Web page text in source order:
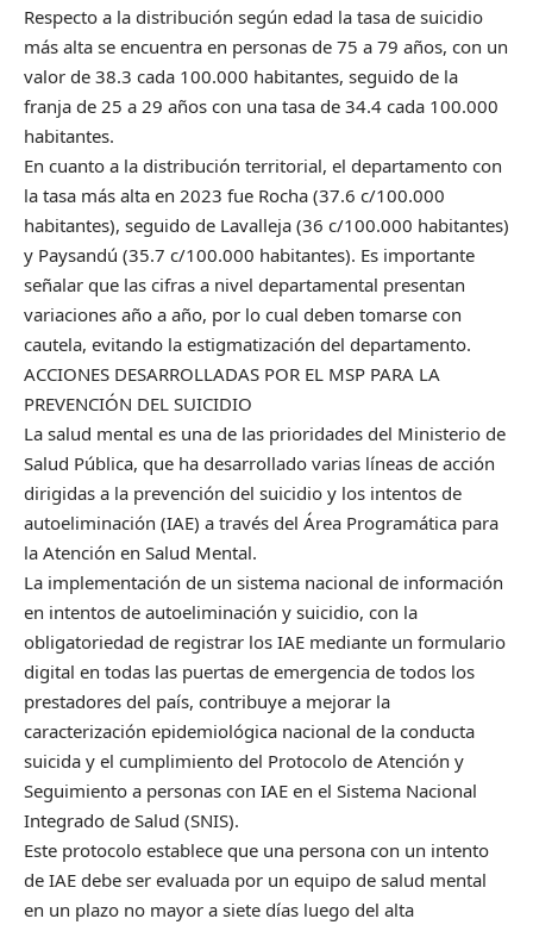
Respecto a la distribución según edad la tasa de suicidio
más alta se encuentra en personas de 75 a 79 años, con un
valor de 38.3 cada 100.000 habitantes, seguido de la
franja de 25 a 29 años con una tasa de 34.4 cada 100.000
habitantes.
En cuanto a la distribución territorial, el departamento con
la tasa más alta en 2023 fue Rocha (37.6 c/100.000
habitantes), seguido de Lavalleja (36 c/100.000 habitantes)
y Paysandú (35.7 c/100.000 habitantes). Es importante
señalar que las cifras a nivel departamental presentan
variaciones año a año, por lo cual deben tomarse con
cautela, evitando la estigmatización del departamento.
ACCIONES DESARROLLADAS POR EL MSP PARA LA
PREVENCIÓN DEL SUICIDIO
La salud mental es una de las prioridades del Ministerio de
Salud Pública, que ha desarrollado varias líneas de acción
dirigidas a la prevención del suicidio y los intentos de
autoeliminación (IAE) a través del Área Programática para
la Atención en Salud Mental.
La implementación de un sistema nacional de información
en intentos de autoeliminación y suicidio, con la
obligatoriedad de registrar los IAE mediante un formulario
digital en todas las puertas de emergencia de todos los
prestadores del país, contribuye a mejorar la
caracterización epidemiológica nacional de la conducta
suicida y el cumplimiento del Protocolo de Atención y
Seguimiento a personas con IAE en el Sistema Nacional
Integrado de Salud (SNIS).
Este protocolo establece que una persona con un intento
de IAE debe ser evaluada por un equipo de salud mental
en un plazo no mayor a siete días luego del alta